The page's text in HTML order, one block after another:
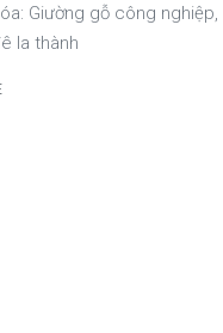
Giường gỗ công nghiệp,
la thành